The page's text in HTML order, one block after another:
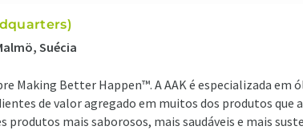
Suécia
Making Better Happen™. A AAK é especializada em
de valor agregado em muitos dos produtos que
produtos mais saborosos, mais saudáveis e mais